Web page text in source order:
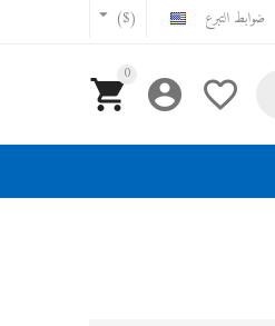
($) ضوابط التبرع
0
  